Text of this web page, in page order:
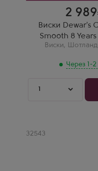
2 989
Виски Dewar's
Smooth 8 Years
Виски,
Через 1-
мягким. Супер!
1
Артикул
32543